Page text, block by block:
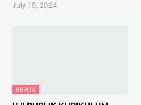
July 18, 2024
BERITA